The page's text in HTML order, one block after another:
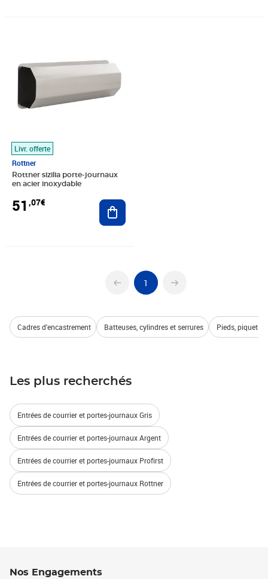
Livr. offerte
Rottner
Rottner sizilia porte-journaux
en acier inoxydable
51 ,07€ Ajouter au panier
1
Cadres d'encastrement Batteuses, cylindres et serrures Pieds, piquets
Les plus recherchés
Entrées de courrier et portes-journaux Gris
Entrées de courrier et portes-journaux Argent
Entrées de courrier et portes-journaux Profirst
Entrées de courrier et portes-journaux Rottner
Nos Engagements